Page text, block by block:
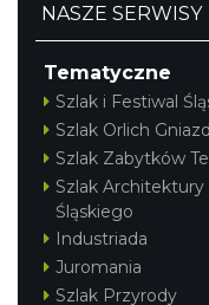
NASZE SERWISY
Tematyczne
Szlak i Festiwal
Szlak Orlich Gniazd
Szlak Zabytków
Szlak
Śląskiego
Industriada
Juromania
Szlak Przyrody